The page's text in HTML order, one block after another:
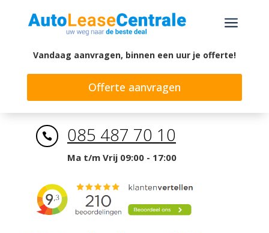
a
Vandaag aanvragen, binnen een uur je offerte!
Offerte aanvragen
 085 487 70 10
Ma t/m Vrij 09:00 - 17:00